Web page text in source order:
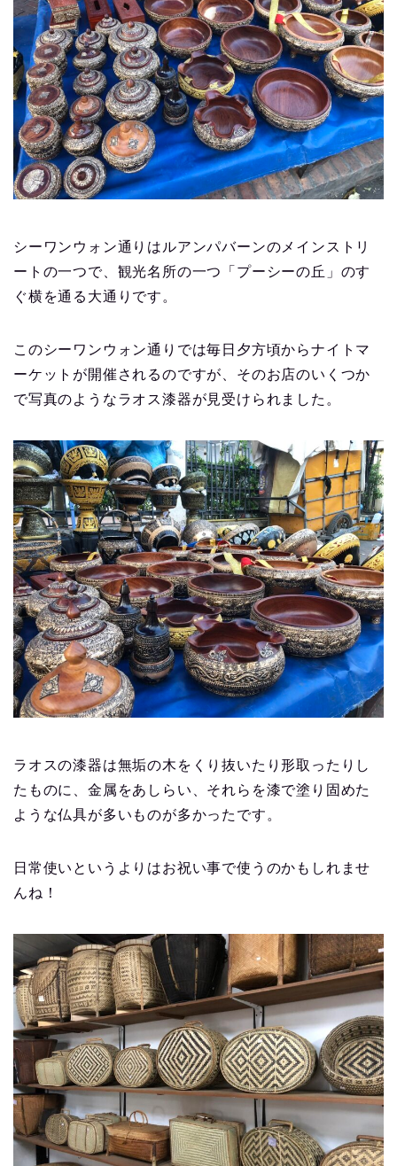
シーワンウォン通りはルアンパバーンのメインストリ
ートの一つで、観光名所の一つ「プーシーの丘」のす
ぐ横を通る大通りです。
このシーワンウォン通りでは毎日夕方頃からナイトマ
ーケットが開催されるのですが、そのお店のいくつか
で写真のようなラオス漆器が見受けられました。
ラオスの漆器は無垢の木をくり抜いたり形取ったりし
たものに、金属をあしらい、それらを漆で塗り固めた
ような仏具が多いものが多かったです。
日常使いというよりはお祝い事で使うのかもしれませ
んね！